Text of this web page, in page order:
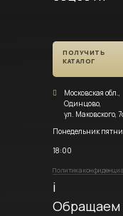
ПОЛУЧИТЬ
КАТАЛОГ
Московская обл.,
Одинцово,
ул. Маковского,
Понедельник
18:00
Политика
i
Обращаем